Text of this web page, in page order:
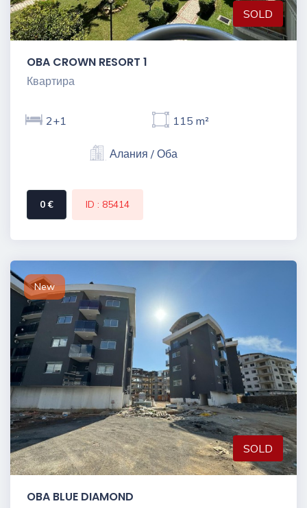
SOLD
OBA CROWN RESORT 1
Квартира
2+1 115 m²
Алания / Оба
0 € ID : 85414
New
SOLD
OBA BLUE DIAMOND